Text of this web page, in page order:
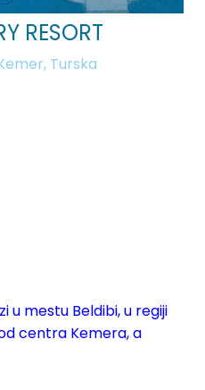
RESORT
, Turska
u mestu Beldibi, u regiji
centra Kemera, a